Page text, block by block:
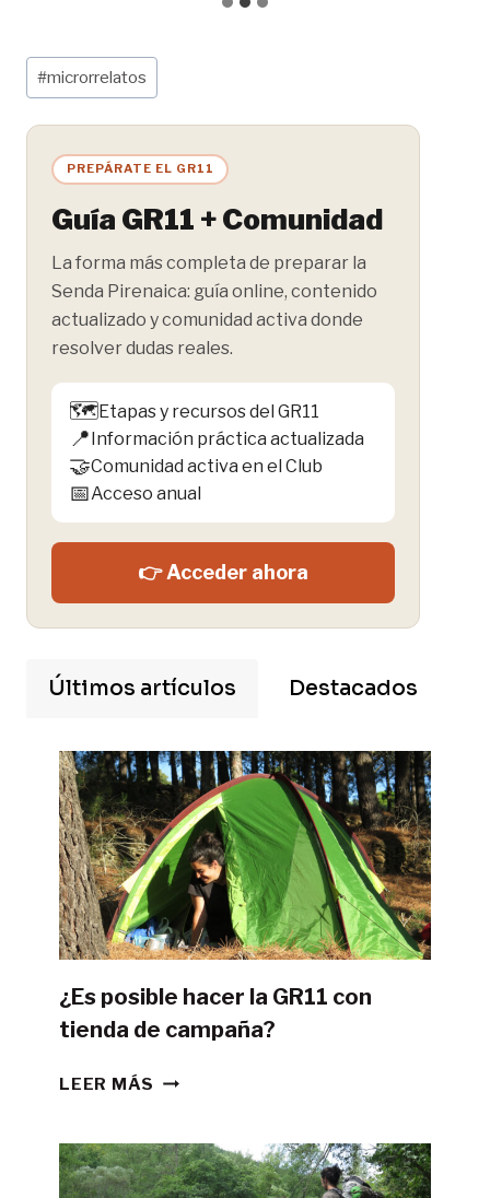
Etiquetas
de
la
entrada:
#microrrelatos
PREPÁRATE EL GR11
Guía GR11 + Comunidad
La forma más completa de preparar la
Senda Pirenaica: guía online, contenido
actualizado y comunidad activa donde
resolver dudas reales.
🗺️Etapas y recursos del GR11
📍Información práctica actualizada
🤝Comunidad activa en el Club
📅Acceso anual
👉 Acceder ahora
Últimos artículos Destacados
¿Es posible hacer la GR11 con
tienda de campaña?
LEER MÁS ¿ES
LA
GR11